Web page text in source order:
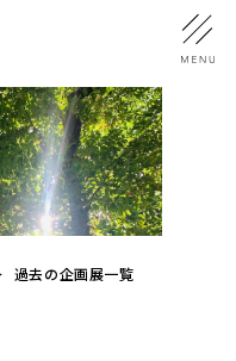
過去の企画展一覧